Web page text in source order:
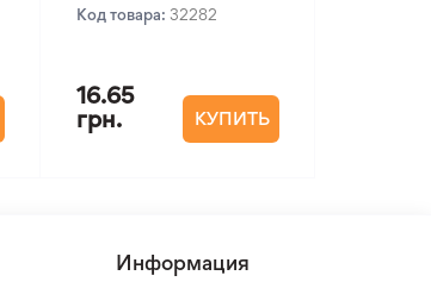
Код товара: 32282
16.65
грн.
КУПИТЬ
Информация